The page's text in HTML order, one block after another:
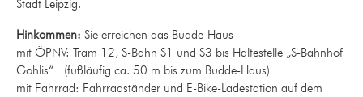
Stadt Leipzig.
Hinkommen: Sie erreichen das Budde-Haus
mit ÖPNV: Tram 12, S-Bahn S1 und S3 bis Haltestelle „S-Bahnhof
Gohlis“ (fußläufig ca. 50 m bis zum Budde-Haus)
mit Fahrrad: Fahrradständer und E-Bike-Ladestation auf dem